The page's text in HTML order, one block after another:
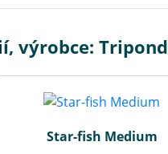
výrobce: Tripond
Star-fish Medium